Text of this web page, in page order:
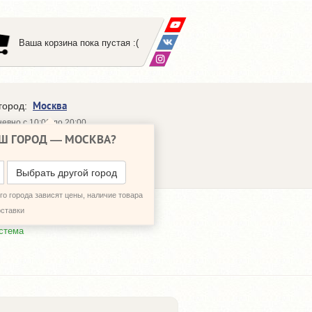
Ваша корзина пока пустая :(
Москва
ГОРОД — МОСКВА?
Выбрать другой город
города зависят цены, наличие товара
с 10:00 до 20:00
648-64-30
МНЕ